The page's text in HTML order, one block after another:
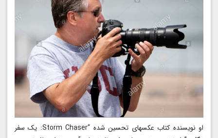
او نویسنده کتاب عکسهای تحسین شده “Storm Chaser: یک سفر